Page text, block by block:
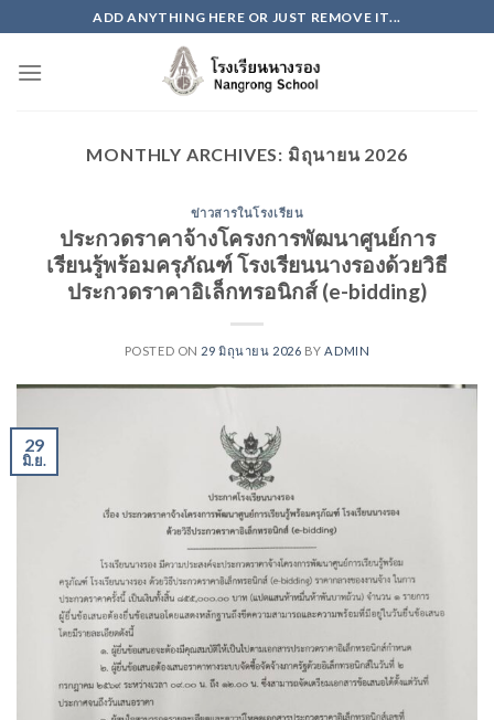
to
content
ADD ANYTHING HERE OR JUST REMOVE IT...
MONTHLY ARCHIVES: มิถุนายน 2026
ข่าวสารในโรงเรียน
ประกวดราคาจ้างโครงการพัฒนาศูนย์การ
เรียนรู้พร้อมครุภัณฑ์ โรงเรียนนางรองด้วยวิธี
ประกวดราคาอิเล็กทรอนิกส์ (e-bidding)
POSTED ON 29 มิถุนายน 2026 BY ADMIN
29
มิ.ย.